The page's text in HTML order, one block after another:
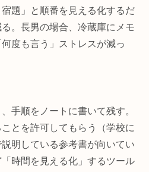
題」と順番を見える化するだ
。長男の場合、冷蔵庫にメモ
度も言う」ストレスが減っ
手順をノートに書いて残す。
とを許可してもらう（学校に
明している参考書が向いてい
時間を見える化」するツール